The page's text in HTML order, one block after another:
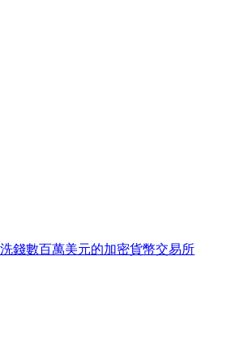
錢數百萬美元的加密貨幣交易所